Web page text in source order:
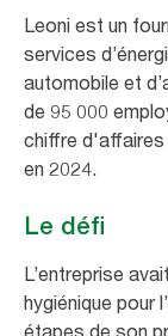
Leoni est un
services
automobile et
de 95 000
chiffre d'affaires
en 2024.
Le défi
L’entreprise
hygiénique pour